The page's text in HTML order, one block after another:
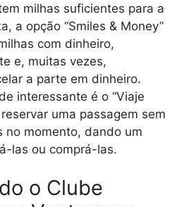
milhas suficientes para a
a opção “Smiles & Money”
com dinheiro,
e, muitas vezes,
a parte em dinheiro.
interessante é o “Viaje
uma passagem sem
no momento, dando um
las ou comprá-las.
o Clube